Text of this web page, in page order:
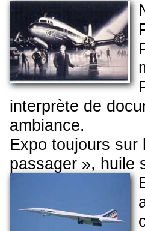
interprète de
ambiance.
Expo toujours sur
passager », huile